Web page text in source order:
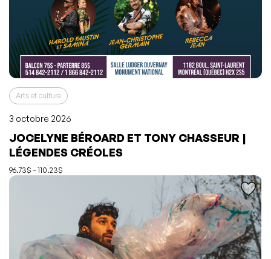
Arts et culture
3 octobre 2026
JOCELYNE BÉROARD ET TONY CHASSEUR |
LÉGENDES CRÉOLES
96.73$ - 110.23$
L'événement a été ajouté à vos favoris
Événement retiré de vos favoris